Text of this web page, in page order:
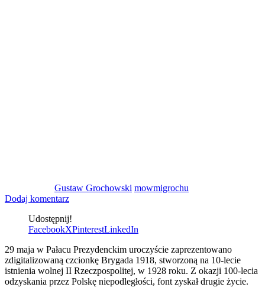
Gustaw Grochowski mowmigrochu
Dodaj komentarz
Udostępnij!
FacebookXPinterestLinkedIn
29 maja w Pałacu Prezydenckim uroczyście zaprezentowano
zdigitalizowaną czcionkę Brygada 1918, stworzoną na 10-lecie
istnienia wolnej II Rzeczpospolitej, w 1928 roku. Z okazji 100-lecia
odzyskania przez Polskę niepodległości, font zyskał drugie życie.